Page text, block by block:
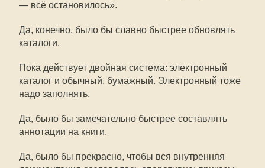
— всё остановилось».
Да, конечно, было бы славно быстрее обновлять
каталоги.
Пока действует двойная система: электронный
каталог и обычный, бумажный. Электронный тоже
надо заполнять.
Да, было бы замечательно быстрее составлять
аннотации на книги.
Да, было бы прекрасно, чтобы вся внутренняя